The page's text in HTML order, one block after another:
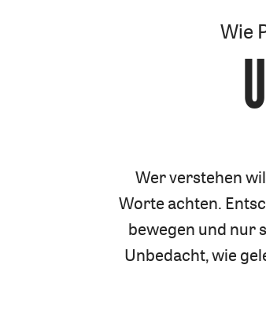
Wie
Wer verstehen
Worte achten.
bewegen und nur
Unbedacht, wie